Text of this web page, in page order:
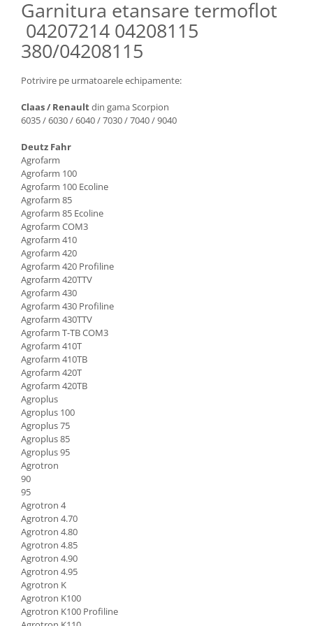
Fulie
Pistoane
Turbosuflanta
Diverse piese motor
Furtune si conducte
Chiuloasa
Camasa piston
Segmenti motor
Termoflot
Cablu acceleratie
Senzori de presiune ulei
Vaporizatoare
Radiatoare AC
Piese frana
Discuri de frana
Etrieri
Placute de frana
Pompa de frana - cilindru de frana
Frana utilaje
Supapa franare
Kit reparatii
Cabluri frana
Rezervor lichid de frana
Lichid de frana
Antigel frane
Piese fara categorie
Sepci
Garnituri utilaje
Siguranta
Abtibilduri - Etichete
Girofar
Piese electrice
Piese Iveco
Piese Nifty Lift
Piese motor Perkins
Piese Deutz Fahr
Piese Hitachi
Piese Vermeer
Piese Gehl
Piese Socage
Piese Kaeser
Piese Wacker Neuson
Piese David Brown
Piese Mc Cormick
Piese Lamborghini
Piese Same
Piese Renault
Piese Hurlimann
Piese Zetor
Piese Weidemann
Piese Ausa
Piese Sennebogen
Piese Still
Piese Timberjack
Piese Valmet Valtra
Piese Vogele
Piese Yuchai
Piese Zeppelin
Garnitura etansare termoflot
04207214 04208115
380/04208115
Potrivire pe urmatoarele echipamente:
Claas / Renaultdin gama Scorpion
6035 / 6030 / 6040 / 7030 / 7040 / 9040
Deutz Fahr
Agrofarm
Agrofarm 100
Agrofarm 100 Ecoline
Agrofarm 85
Agrofarm 85 Ecoline
Agrofarm COM3
Agrofarm 410
Agrofarm 420
Agrofarm 420 Profiline
Agrofarm 420TTV
Agrofarm 430
Agrofarm 430 Profiline
Agrofarm 430TTV
Agrofarm T-TB COM3
Agrofarm 410T
Agrofarm 410TB
Agrofarm 420T
Agrofarm 420TB
Agroplus
Agroplus 100
Agroplus 75
Agroplus 85
Agroplus 95
Agrotron
90
95
Agrotron 4
Agrotron 4.70
Agrotron 4.80
Agrotron 4.85
Agrotron 4.90
Agrotron 4.95
Agrotron K
Agrotron K100
Agrotron K100 Profiline